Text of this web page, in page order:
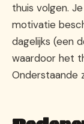
thuis volgen.
motivatie
dagelijks (een
waardoor het
Onderstaande